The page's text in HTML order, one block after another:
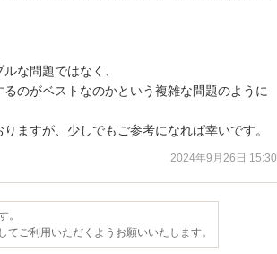
な問題ではなく、
のがベストなのかという複雑な問題のように
ますが、少しでもご参考になれば幸いです。
2024年9月26日 15:30
。
ご利用いただくようお願いいたします。